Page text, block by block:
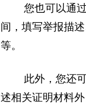
您也可以通
间，填写举报描
等。
此外，您还
述相关证明材料